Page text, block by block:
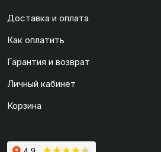
Доставка и оплата
Как оплатить
Гарантия и возврат
Личный кабинет
Корзина